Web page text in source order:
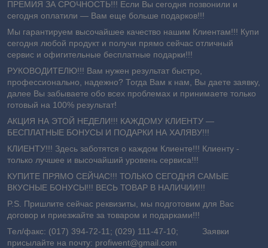
ПРЕМИЯ ЗА СРОЧНОСТЬ!!! Если Вы сегодня позвонили и
сегодня оплатили ― Вам еще больше подарков!!!
Мы гарантируем высочайшее качество нашим Клиентам!!! Купи
сегодня любой продукт и получи прямо сейчас отличный
сервис и офигительные бесплатные подарки!!!
РУКОВОДИТЕЛЮ!!! Вам нужен результат быстро,
профессионально, надежно? Тогда Вам к нам, Вы даете заявку,
далее Вы забываете обо всех проблемах и принимаете только
готовый на 100% результат!
АКЦИЯ НА ЭТОЙ НЕДЕЛИ!!! КАЖДОМУ КЛИЕНТУ —
БЕСПЛАТНЫЕ БОНУСЫ И ПОДАРКИ НА ХАЛЯВУ!!!
КЛИЕНТУ!!! Здесь заботятся о каждом Клиенте!!! Клиенту -
только лучшее и высочайший уровень сервиса!!!
КУПИТЕ ПРЯМО СЕЙЧАС!!! ТОЛЬКО СЕГОДНЯ САМЫЕ
ВКУСНЫЕ БОНУСЫ!!! ВЕСЬ ТОВАР В НАЛИЧИИ!!!
P.S. Пришлите сейчас реквизиты, мы подготовим для Вас
договор и приезжайте за товаром и подарками!!!
Тел/факс: (017) 394-72-11; (029) 111-47-10; Заявки
присылайте на почту: profiwent@gmail.com